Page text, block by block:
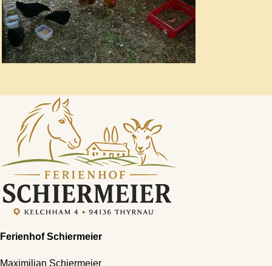
Ferienhof Schiermeier
Maximilian Schiermeier